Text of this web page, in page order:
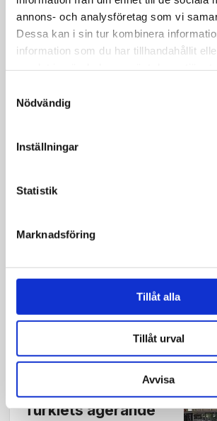
annons- och analysföretag som vi
Dessa kan i sin tur kombinera
information som du har tillhandahållit
Nödvändig
Inställningar
Statistik
Marknadsföring
Tillåt alla
Tillåt urval
Avvisa
hjälp från Småland
Avtal klart:
avslutas i Nagorno-
Turkiets agerande